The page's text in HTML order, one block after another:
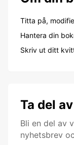
Titta på,
Hantera din
Skriv ut ditt
Ta del
Bli en del av
nyhetsbrev